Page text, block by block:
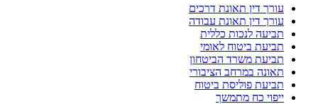
עורך דין תאונת דרכים
עורך דין תאונת עבודה
תביעה לנכות כללית
תביעת ביטוח לאומי
תביעת משרד הביטחון
תאונה במרחב הציבורי
תביעת פוליסת ביטוח
ייפוי כח מתמשך